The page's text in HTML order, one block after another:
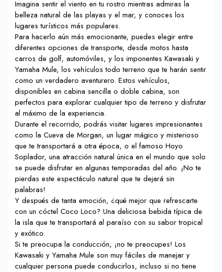
Imagina sentir el viento en tu rostro mientras admiras la
belleza natural de las playas y el mar, y conoces los
lugares turísticos más populares.
Para hacerlo aún más emocionante, puedes elegir entre
diferentes opciones de transporte, desde motos hasta
carros de golf, automóviles, y los imponentes Kawasaki y
Yamaha Mule, los vehículos todo terreno que te harán sentir
como un verdadero aventurero. Estos vehículos,
disponibles en cabina sencilla o doble cabina, son
perfectos para explorar cualquier tipo de terreno y disfrutar
al máximo de la experiencia.
Durante el recorrido, podrás visitar lugares impresionantes
como la Cueva de Morgan, un lugar mágico y misterioso
que te transportará a otra época, o el famoso Hoyo
Soplador, una atracción natural única en el mundo que solo
se puede disfrutar en algunas temporadas del año. ¡No te
pierdas este espectáculo natural que te dejará sin
palabras!
Y después de tanta emoción, ¿qué mejor que refrescarte
con un cóctel Coco Loco? Una deliciosa bebida típica de
la isla que te transportará al paraíso con su sabor tropical
y exótico.
Si te preocupa la conducción, ¡no te preocupes! Los
Kawasaki y Yamaha Mule son muy fáciles de manejar y
cualquier persona puede conducirlos, incluso si no tiene